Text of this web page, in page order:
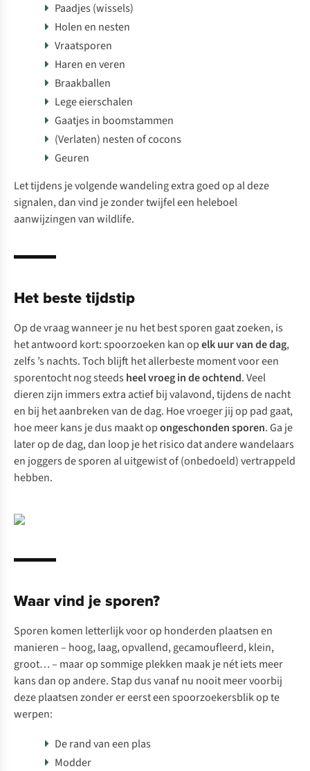
Paadjes (wissels)
Holen en nesten
Vraatsporen
Haren en veren
Braakballen
Lege eierschalen
Gaatjes in boomstammen
(Verlaten) nesten of cocons
Geuren
Let tijdens je volgende wandeling extra goed op al deze
signalen, dan vind je zonder twijfel een heleboel
aanwijzingen van wildlife.
Het beste tijdstip
Op de vraag wanneer je nu het best sporen gaat zoeken, is
het antwoord kort: spoorzoeken kan opelk uur van de dag,
zelfs ’s nachts. Toch blijft het allerbeste moment voor een
sporentocht nog steeds heel vroeg in de ochtend. Veel
dieren zijn immers extra actief bij valavond, tijdens de nacht
en bij het aanbreken van de dag. Hoe vroeger jij op pad gaat,
hoe meer kans je dus maakt opongeschonden sporen. Ga je
later op de dag, dan loop je het risico dat andere wandelaars
en joggers de sporen al uitgewist of (onbedoeld) vertrappeld
hebben.
Waar vind je sporen?
Sporen komen letterlijk voor op honderden plaatsen en
manieren – hoog, laag, opvallend, gecamoufleerd, klein,
groot… – maar op sommige plekken maak je nét iets meer
kans dan op andere. Stap dus vanaf nu nooit meer voorbij
deze plaatsen zonder er eerst een spoorzoekersblik op te
werpen:
De rand van een plas
Modder